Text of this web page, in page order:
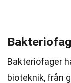
Bakteriofager
bioteknik, från